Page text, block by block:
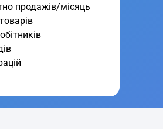
продажів/місяць